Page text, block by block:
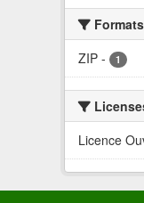
Formats
ZIP - 1
Licence